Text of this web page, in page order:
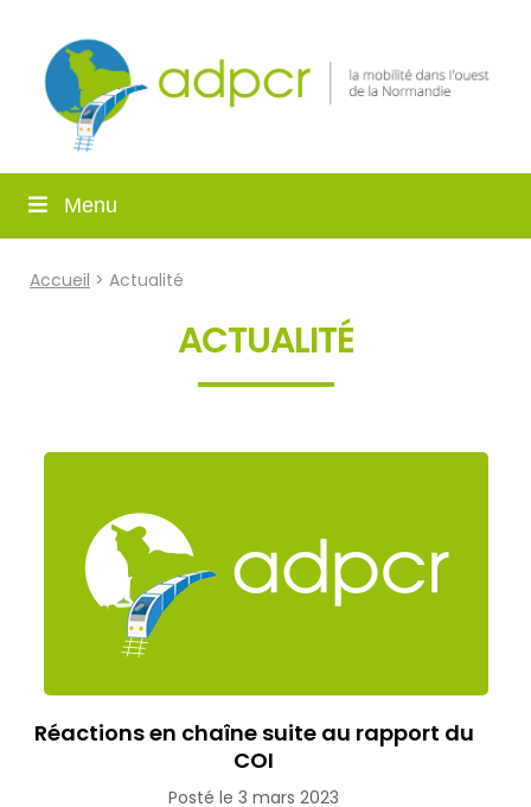
Menu
Accueil > Actualité
ACTUALITÉ
Réactions en chaîne suite au rapport du
COI
Posté le 3 mars 2023